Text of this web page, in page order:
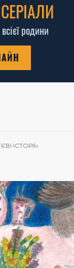
СЕРІАЛИ
родини
ІСТОРІЇ»